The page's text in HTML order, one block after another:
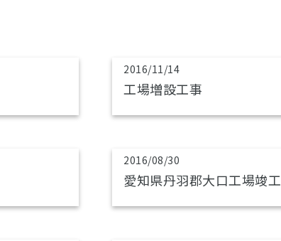
2016/11/14
工場増設工事
2016/08/30
愛知県丹羽郡大口工場竣工